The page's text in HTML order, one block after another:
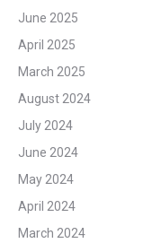
June 2025
April 2025
March 2025
August 2024
July 2024
June 2024
May 2024
April 2024
March 2024